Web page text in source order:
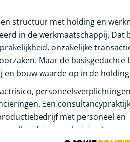
structuur met holding en
in de werkmaatschappij. Dat
onzakelijke
Maar de basisgedachte
bouw waarde op in de holding.
Een
met personeel en
dat een scheiding